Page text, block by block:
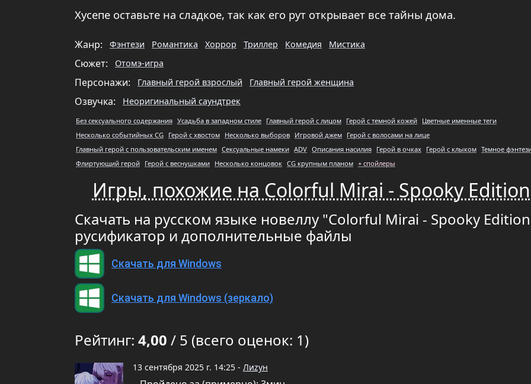
Хусепе оставьте на сладкое, так как его рут открывает все тайны дома.
Жанр: Фэнтези Романтика Хоррор Триллер Комедия Мистика
Сюжет: Отомэ-игра
Персонажи: Главный герой взрослый Главный герой женщина
Озвучка: Неоригинальный саундтрек
Без сексуального содержания Усадьба в западном стиле Главный герой с лицом Герой с темной кожей Цветные именные теги
Несколько событийных CG Герой с хвостом Несколько выборов Игровой джем Герой с волосами на лице
Главный герой с пользовательским именем Сексуальные намеки ADV Описания насилия Герой в очках Герой с клыком Темное
Флиртующий герой Герой с веснушками Несколько концовок CG крупным планом + спойлеры
Игры, похожие на Colorful Mirai - Spooky Edition
Скачать на русском языке новеллу "Colorful Mirai - Spooky
русификатор и дополнительные файлы
Скачать для Windows
Скачать для Windows (зеркало)
Рейтинг: 4,00 / 5 (всего оценок: 1)
13 сентября 2025 г. 14:25 - Лиzун